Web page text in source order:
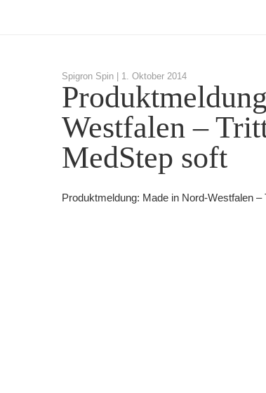
Spigron Spin | 1. Oktober 2014
Westfalen –
MedStep soft
Produktmeldung: Made in Nord-Westfalen